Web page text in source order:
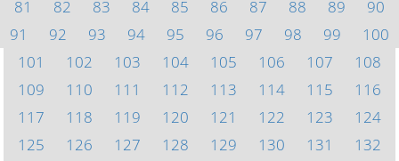
81
82 83 84 85 86 87 88 89
90
91
92 93 94 95 96 97 98 99
100
101
102 103 104 105 106 107
108
109
110 111 112 113 114 115
116
117
118 119 120 121 122 123
124
125
126 127 128 129 130 131
132